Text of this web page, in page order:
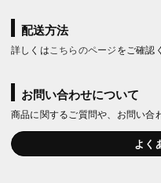
配送方法
詳しくは こちらのページをご確認
お問い合わせについて
商品に関するご質問や、お問い合
よく